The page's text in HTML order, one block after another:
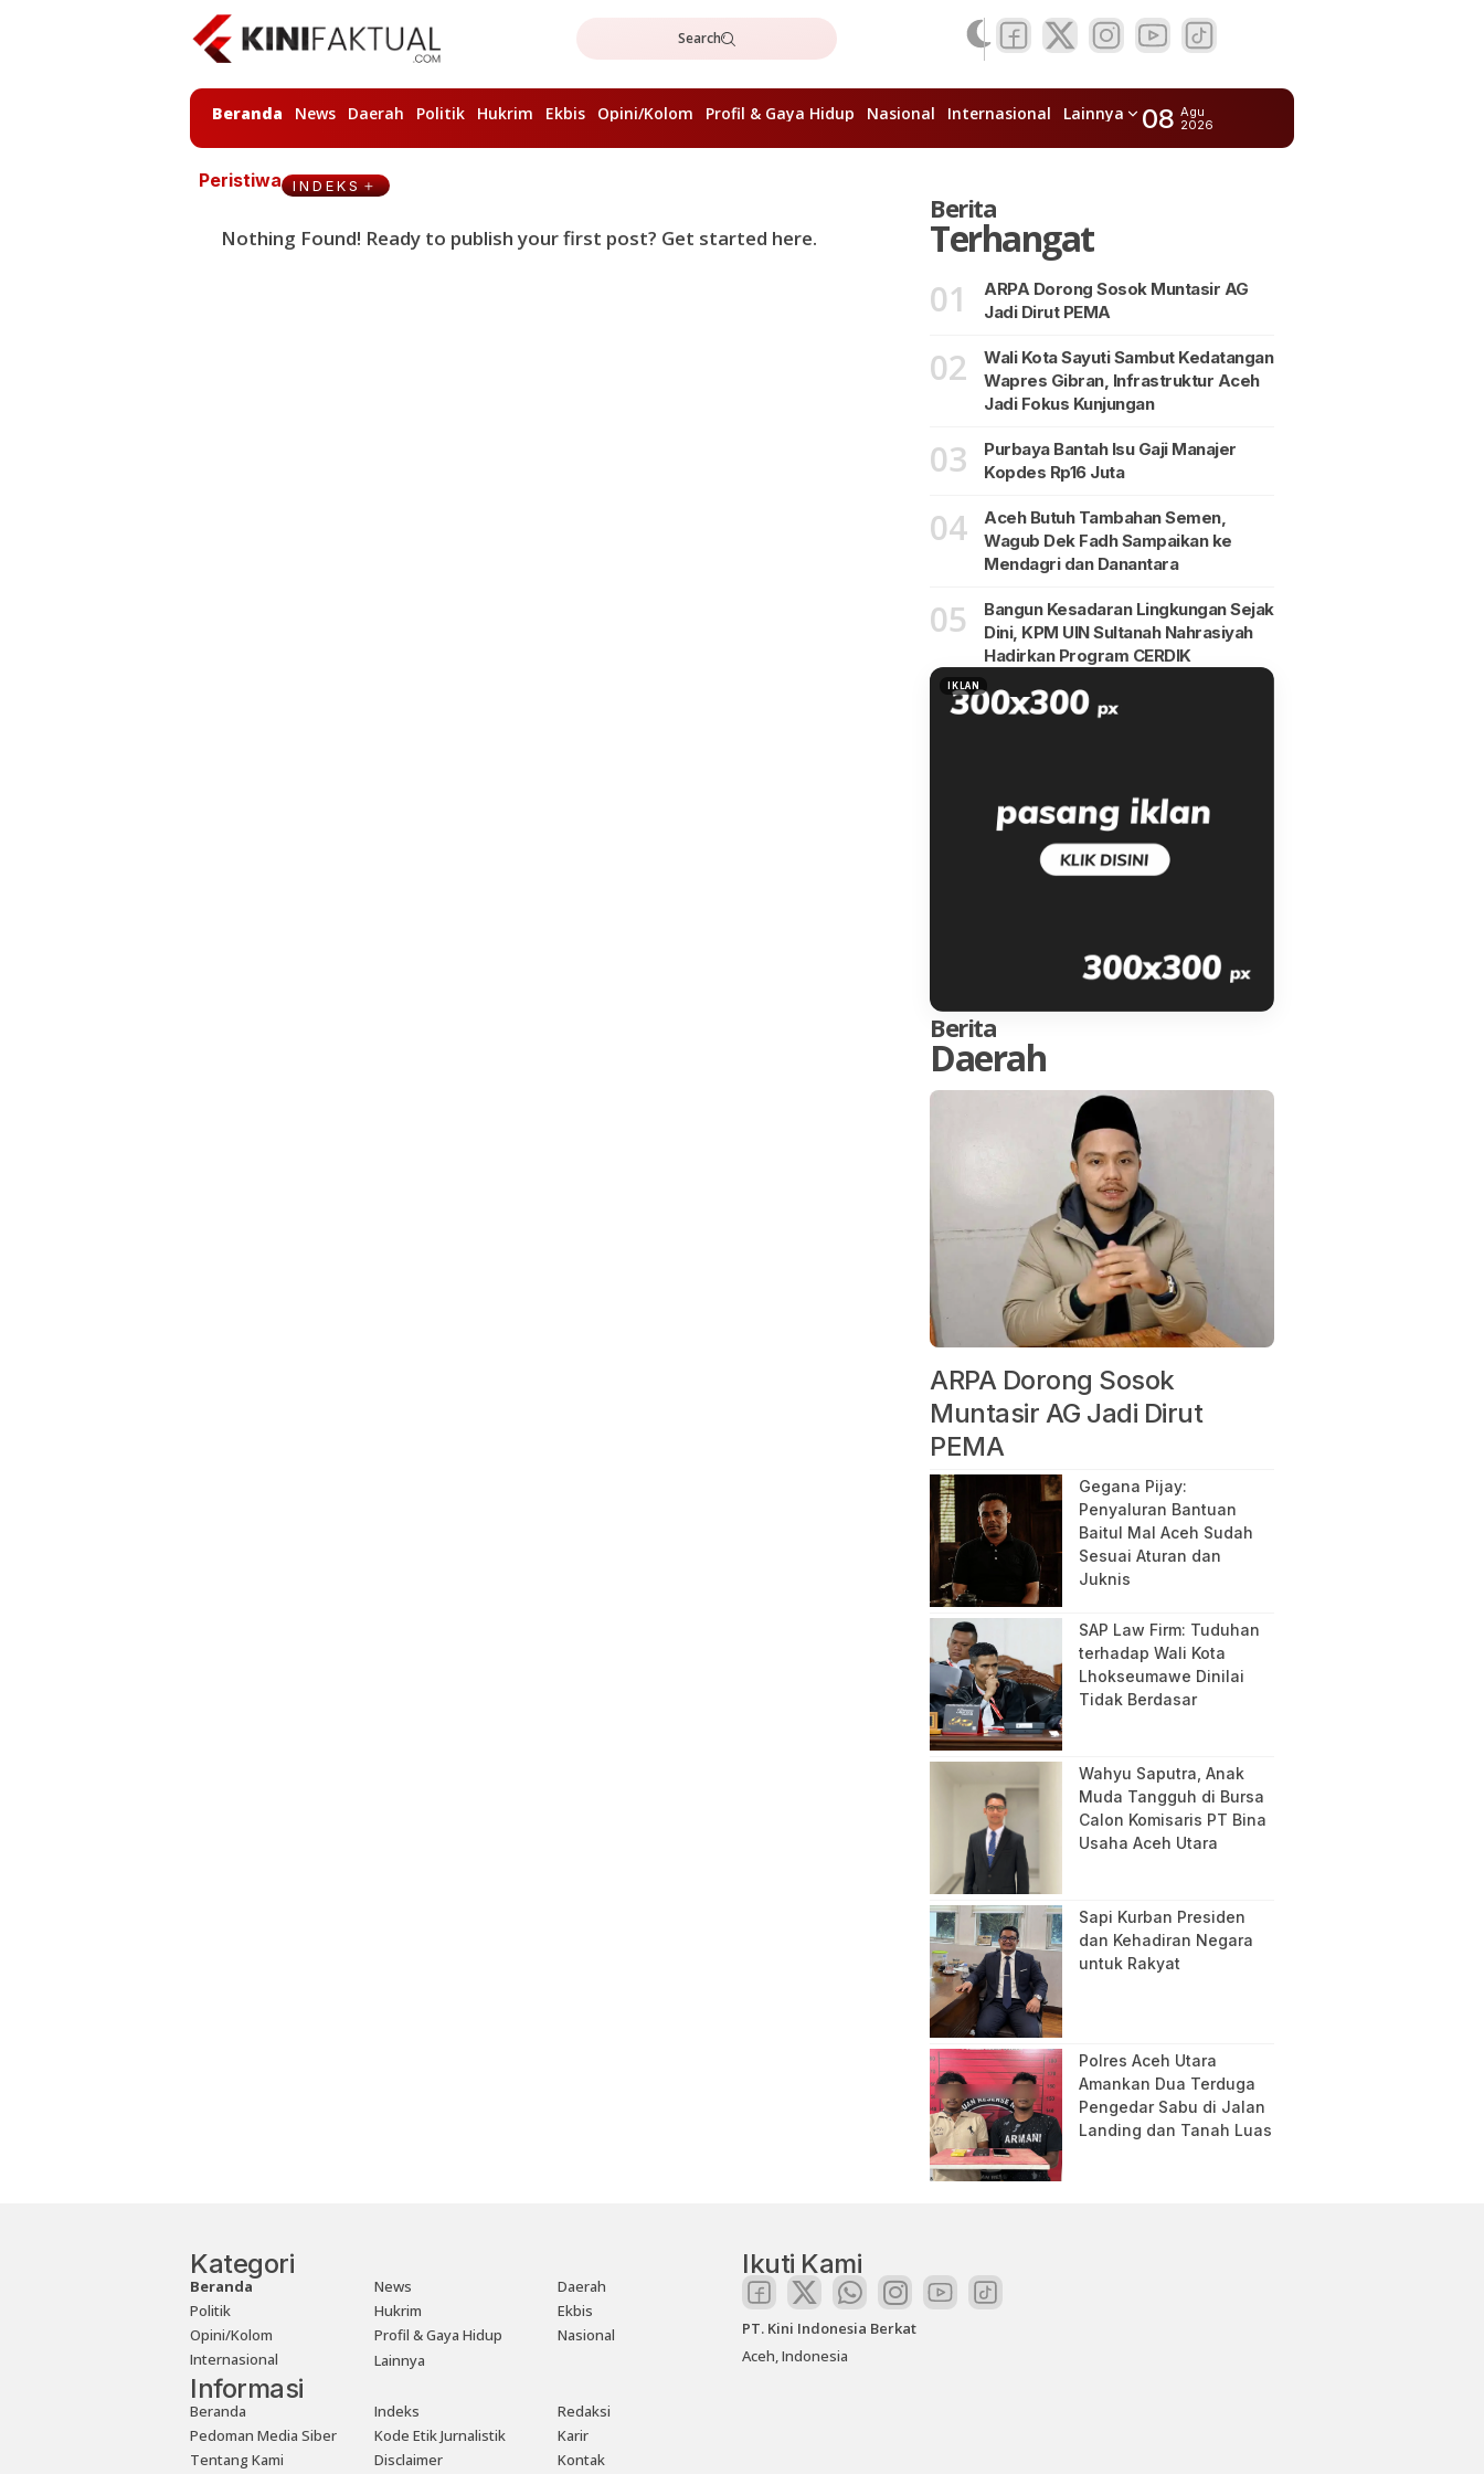
Search
Beranda News Daerah Politik Hukrim Ekbis Opini/Kolom Profil & Gaya Hidup Nasional Internasional Lainnya 08 Agu
2026
Peristiwa INDEKS
Nothing Found! Ready to publish your first post? Get started here.
Berita
Terhangat
01
ARPA Dorong Sosok Muntasir AG
Jadi Dirut PEMA
02
Wali Kota Sayuti Sambut Kedatangan
Wapres Gibran, Infrastruktur Aceh
Jadi Fokus Kunjungan
03
Purbaya Bantah Isu Gaji Manajer
Kopdes Rp16 Juta
04
Aceh Butuh Tambahan Semen,
Wagub Dek Fadh Sampaikan ke
Mendagri dan Danantara
05
Bangun Kesadaran Lingkungan Sejak
Dini, KPM UIN Sultanah Nahrasiyah
Hadirkan Program CERDIK
IKLAN
Berita
Daerah
ARPA Dorong Sosok
Muntasir AG Jadi Dirut
PEMA
Gegana Pijay:
Penyaluran Bantuan
Baitul Mal Aceh Sudah
Sesuai Aturan dan
Juknis
SAP Law Firm: Tuduhan
terhadap Wali Kota
Lhokseumawe Dinilai
Tidak Berdasar
Wahyu Saputra, Anak
Muda Tangguh di Bursa
Calon Komisaris PT Bina
Usaha Aceh Utara
Sapi Kurban Presiden
dan Kehadiran Negara
untuk Rakyat
Polres Aceh Utara
Amankan Dua Terduga
Pengedar Sabu di Jalan
Landing dan Tanah Luas
Kategori
Beranda News
Daerah
Politik
Hukrim
Ekbis
Opini/Kolom
Profil & Gaya Hidup
Nasional
Internasional
Lainnya
Informasi
Beranda Indeks
Redaksi
Pedoman Media Siber
Kode Etik Jurnalistik
Karir
Tentang Kami
Disclaimer Kontak
Ikuti Kami
PT. Kini Indonesia Berkat
Aceh, Indonesia